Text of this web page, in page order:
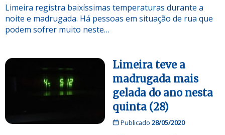
Limeira registra baixíssimas temperaturas durante a
noite e madrugada. Há pessoas em situação de rua que
podem sofrer muito neste…
Limeira teve a
madrugada mais
gelada do ano nesta
quinta (28)
Publicado 28/05/2020